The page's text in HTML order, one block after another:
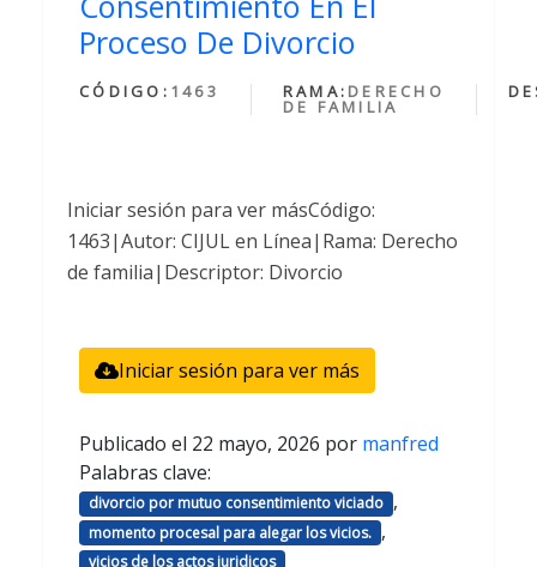
Proceso De Divorcio
CÓDIGO: 1463 RAMA: DERECHO
DE FAMILIA
Iniciar sesión para ver másCódigo:
1463|Autor: CIJUL en Línea|Rama: Derecho
de familia|Descriptor: Divorcio
Iniciar sesión para ver más
Publicado el 22 mayo, 2026 por manfred
Palabras clave:
divorcio por mutuo consentimiento viciado ,
momento procesal para alegar los vicios. ,
vicios de los actos juridicos